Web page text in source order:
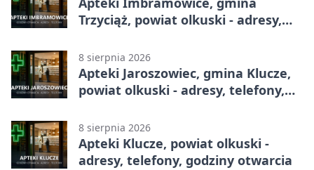
Trzyciąż, powiat olkuski - adresy,
8 sierpnia 2026
Apteki Jaroszowiec, gmina Klucze,
powiat olkuski - adresy, telefony,
8 sierpnia 2026
Apteki Klucze, powiat olkuski -
adresy, telefony, godziny otwarcia